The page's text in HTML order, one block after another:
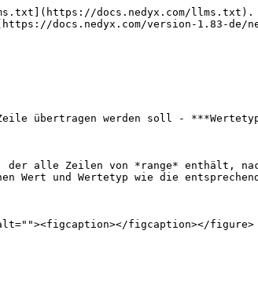
docs.nedyx.com/llms.txt).
docs.nedyx.com/version-1.83-
übertragen werden soll -
der alle Zeilen von *range* enthält,
Wert und Wertetyp wie die